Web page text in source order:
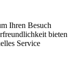
Ihren Besuch
bieten
Service